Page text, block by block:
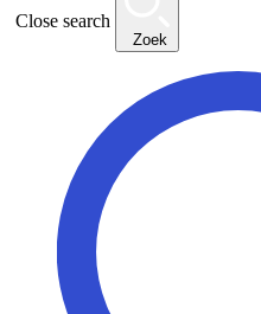
Close search
Zoek